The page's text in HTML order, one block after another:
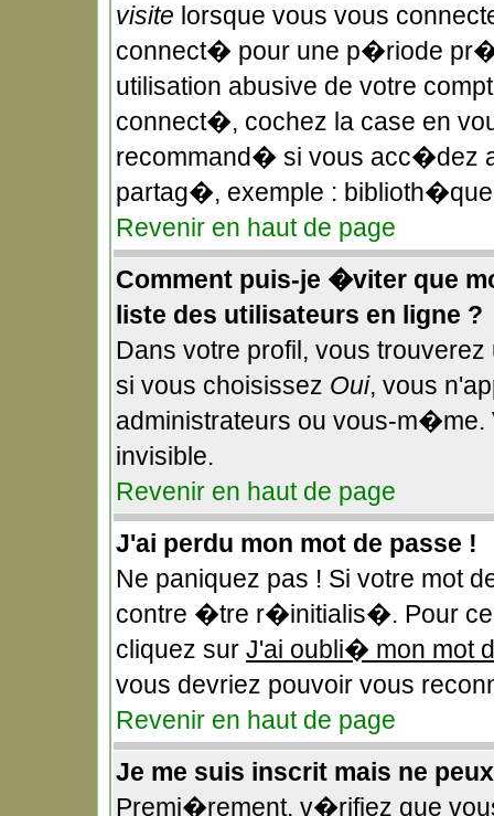
visite lorsque vous vous
connect� pour une p�riode
utilisation abusive de votre
connect�, cochez la case en
recommand� si vous acc�dez
partag�, exemple :
Revenir en haut de page
Comment puis-je �viter que
liste des utilisateurs en ligne ?
Dans votre profil, vous
si vous choisissez Oui, vous
administrateurs ou vous-
invisible.
Revenir en haut de page
J'ai perdu mon mot de passe !
Ne paniquez pas ! Si votre mot
contre �tre r�initialis�. Pour ce
cliquez sur J'ai oubli� mon mot
vous devriez pouvoir vous
Revenir en haut de page
Je me suis inscrit mais ne
Premi�rement, v�rifiez que